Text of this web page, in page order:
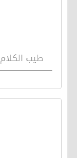
طيب الكلام 516